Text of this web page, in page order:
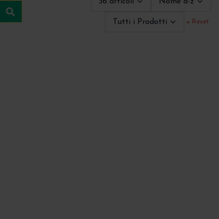
Cerca Tutti i Prodotti × Reset